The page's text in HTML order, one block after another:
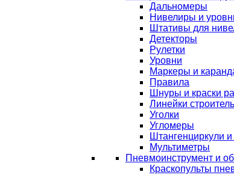
Дальномеры
Нивелиры и
Штативы для
Детекторы
Рулетки
Уровни
Маркеры и
Правила
Шнуры и краски
Линейки
Уголки
Угломеры
Штангенциркули
Мультиметры
Пневмоинструмент и
Краскопульты